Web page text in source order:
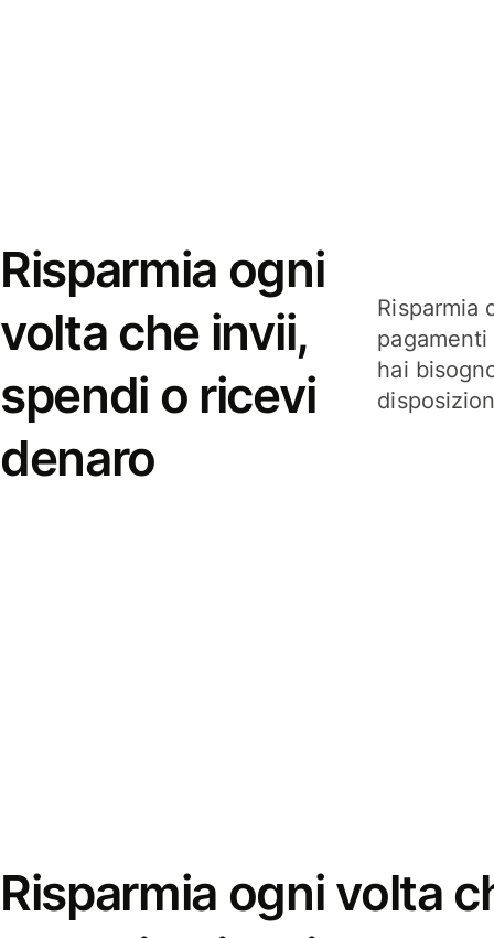
Risparmia ogni
volta che invii,
spendi o ricevi
denaro
Risparmia
hai
Risparmia ogni volta